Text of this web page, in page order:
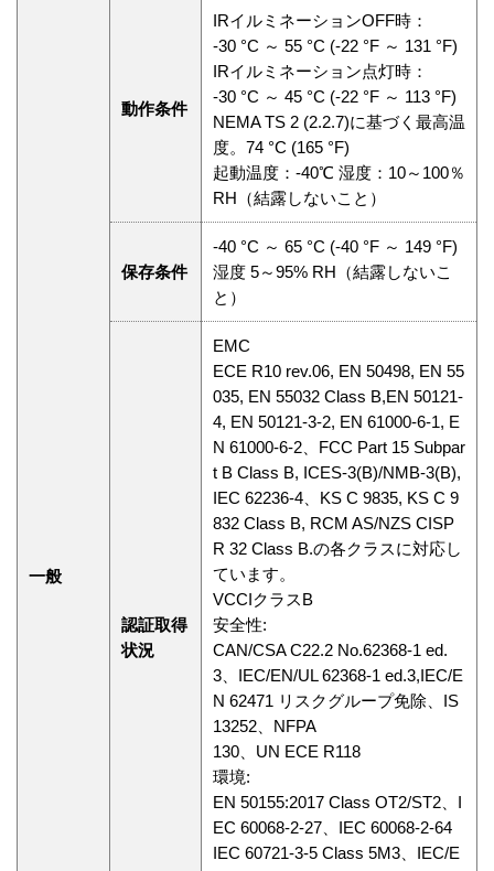
一般
動作条件
IRイルミネーションOFF時：
-30 °C ～ 55 °C (-22 °F ～ 131 °F)
IRイルミネーション点灯時：
-30 °C ～ 45 °C (-22 °F ～ 113 °F)
NEMA TS 2 (2.2.7)に基づく最高温
度。74 °C (165 °F)
起動温度：-40℃ 湿度：10～100％
RH（結露しないこと）
保存条件
-40 °C ～ 65 °C (-40 °F ～ 149 °F)
湿度 5～95% RH（結露しないこ
と）
認証取得
状況
EMC
ECE R10 rev.06, EN 50498, EN 55
035, EN 55032 Class B,EN 50121-
4, EN 50121-3-2, EN 61000-6-1, E
N 61000-6-2、FCC Part 15 Subpar
t B Class B, ICES-3(B)/NMB-3(B),
IEC 62236-4、KS C 9835, KS C 9
832 Class B, RCM AS/NZS CISP
R 32 Class B.の各クラスに対応し
ています。
VCCIクラスB
安全性:
CAN/CSA C22.2 No.62368-1 ed.
3、IEC/EN/UL 62368-1 ed.3,IEC/E
N 62471 リスクグループ免除、IS
13252、NFPA
130、UN ECE R118
環境:
EN 50155:2017 Class OT2/ST2、I
EC 60068-2-27、IEC 60068-2-64
IEC 60721-3-5 Class 5M3、IEC/E